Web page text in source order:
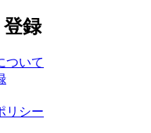
録
ついて
リシー